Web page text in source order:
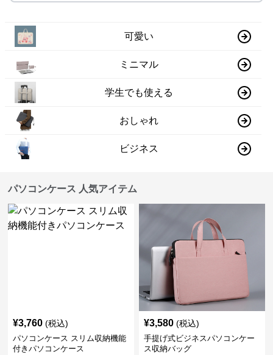
可愛い
ミニマル
学生でも使える
おしゃれ
ビジネス
パソコンケース 人気アイテム
¥3,760 (税込)
パソコンケース スリム収納機能
付きパソコンケース
¥3,580 (税込)
手提げ式ビジネスパソコンケー
ス収納バッグ